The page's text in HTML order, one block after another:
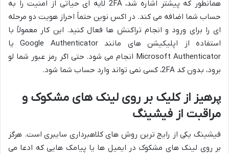
همانطور که پیشتر اشاره شد، 2FA لایه ای حیاتی از امنیت را به
حساب شما اضافه می کند. در اکس نوین حتماً احراز هویت دو مرحله
ای را برای ورود و انجام تراکنش ها فعال کنید. این کار معمولاً با
استفاده از اپلیکیشن های مانند Google Authenticator یا
Microsoft Authenticator انجام می شود. حتی اگر رمز عبور شما لو
برود، بدون کد 2FA، کسی نمی تواند وارد حساب شما شود.
پرهیز از کلیک بر روی لینک های مشکوک و
مراقبت از فیشینگ
فیشینگ یکی از رایج ترین روش های کلاهبرداری سایبری است. هرگز
بر روی لینک های مشکوک در ایمیل ها یا پیامک هایی که ادعا می